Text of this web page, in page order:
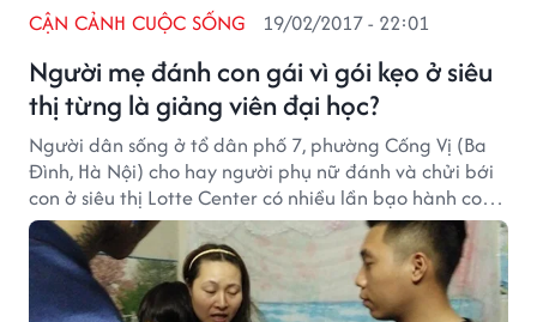
Người mẹ đánh con gái vì gói kẹo ở siêu
thị từng là giảng viên đại học?
CẬN CẢNH CUỘC SỐNG 19/02/2017 - 22:01
Người dân sống ở tổ dân phố 7, phường Cống Vị (Ba
Đình, Hà Nội) cho hay người phụ nữ đánh và chửi bới
con ở siêu thị Lotte Center có nhiều lần bạo hành con
gái, thậm chí đã từng văng con từ thềm nhà ra đường
khiến con khóc ầm ĩ.